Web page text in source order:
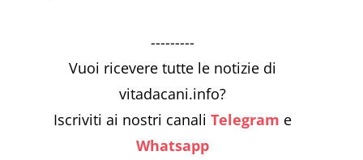
---------
Vuoi ricevere tutte le notizie di
vitadacani.info?
Iscriviti ai nostri canali Telegram e
Whatsapp